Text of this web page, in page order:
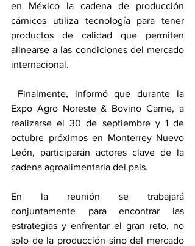
en México la cadena de producción
cárnicos utiliza tecnología para tener
productos de calidad que permiten
alinearse a las condiciones del mercado
internacional.
Expo Agro Noreste & Bovino Carne, a
realizarse el 30 de septiembre y 1 de
octubre próximos en Monterrey Nuevo
León, participarán actores clave de la
cadena agroalimentaria del país.
En la reunión se trabajará
conjuntamente para encontrar las
estrategias y enfrentar el gran reto, no
solo de la producción sino del mercado